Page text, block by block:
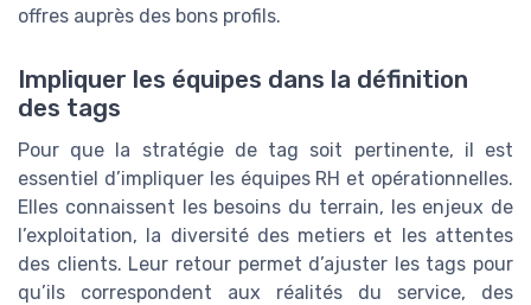
offres auprès des bons profils.
Impliquer les équipes dans la définition
des tags
Pour que la stratégie de tag soit pertinente, il est
essentiel d’impliquer les équipes RH et opérationnelles.
Elles connaissent les besoins du terrain, les enjeux de
l’exploitation, la diversité des metiers et les attentes
des clients. Leur retour permet d’ajuster les tags pour
qu’ils correspondent aux réalités du service, des